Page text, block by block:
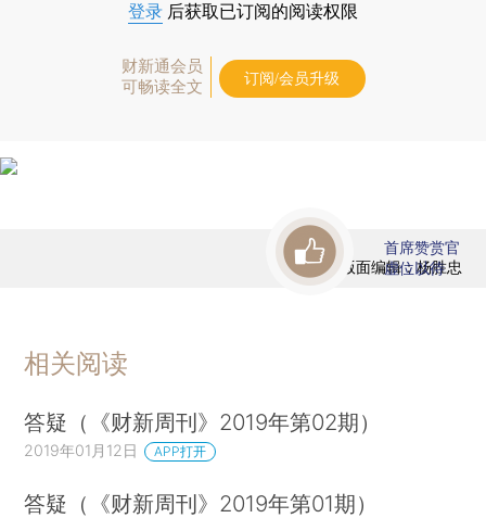
登录 后获取已订阅的阅读权限
财新通会员
可畅读全文
订阅/会员升级
版面编辑：杨胜忠
首席赞赏官
虚位以待
相关阅读
答疑（《财新周刊》2019年第02期）
2019年01月12日 APP打开
答疑（《财新周刊》2019年第01期）